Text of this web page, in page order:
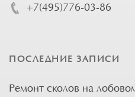
+7(495)776-03-86
ПОСЛЕДНИЕ ЗАПИСИ
Ремонт сколов на